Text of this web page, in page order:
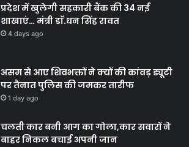
प्रदेश में खुलेगी सहकारी बैंक की 34 नई
शाखाएं… मंत्री डाॅ.धन सिंह रावत
4 days ago
असम से आए शिवभक्तों ने क्यों की कांवड़ ड्यूटी
पर तैनात पुलिस की जमकर तारीफ
1 day ago
चलती कार बनी आग का गोला,कार सवारों ने
बाहर निकल बचाई अपनी जान